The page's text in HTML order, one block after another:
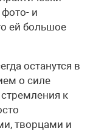
и
ей большое
останутся в
о силе
к
творцами и